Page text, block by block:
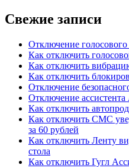
Свежие записи
Отключение
Как отключить
Как отключить
Как отключить
Отключение
Отключение
Как отключить
Как отключить СМС
за 60 рублей
Как отключить Ленту
стола
Как отключить Гугл